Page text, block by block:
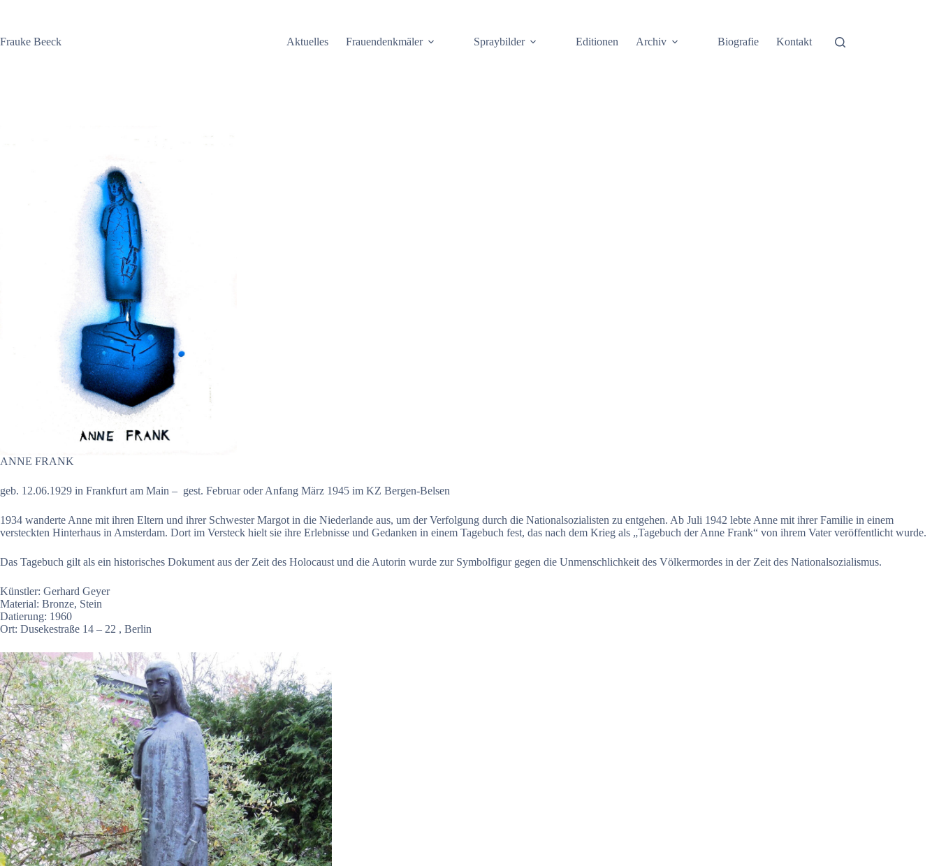
Frauke Beeck
Aktuelles Frauendenkmäler Spraybilder Editionen Archiv Biografie Kontakt
ANNE FRANK
geb. 12.06.1929 in Frankfurt am Main – gest. Februar oder Anfang März 1945 im KZ Bergen-Belsen
1934 wanderte Anne mit ihren Eltern und ihrer Schwester Margot in die Niederlande aus, um der Verfolgung durch die Nationalsozialisten zu entgehen. Ab Juli 1942 lebte Anne mit ihrer Familie in einem
versteckten Hinterhaus in Amsterdam. Dort im Versteck hielt sie ihre Erlebnisse und Gedanken in einem Tagebuch fest, das nach dem Krieg als „Tagebuch der Anne Frank“ von ihrem Vater veröffentlicht wurde.
Das Tagebuch gilt als ein historisches Dokument aus der Zeit des Holocaust und die Autorin wurde zur Symbolfigur gegen die Unmenschlichkeit des Völkermordes in der Zeit des Nationalsozialismus.
Künstler: Gerhard Geyer
Material: Bronze, Stein
Datierung: 1960
Ort: Dusekestraße 14 – 22 , Berlin